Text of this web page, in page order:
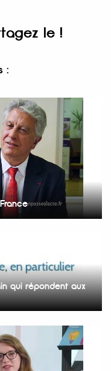
le !
:
qui répondent aux